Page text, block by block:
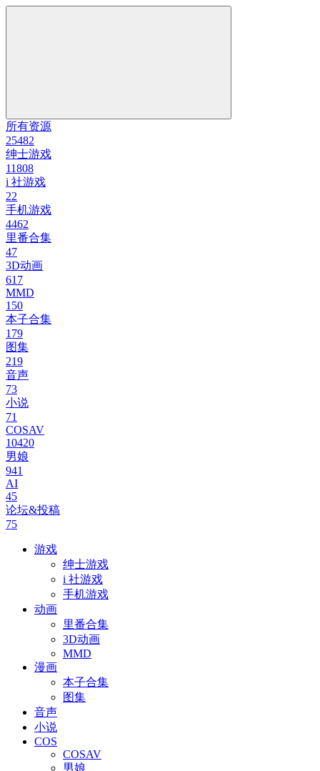
所有资源
25482
绅士游戏
11808
i 社游戏
22
手机游戏
4462
里番合集
47
3D动画
617
MMD
150
本子合集
179
图集
219
音声
73
小说
71
COSAV
10420
男娘
941
AI
45
论坛&投稿
75
游戏
绅士游戏
i 社游戏
手机游戏
动画
里番合集
3D动画
MMD
漫画
本子合集
图集
音声
小说
COS
COSAV
男娘